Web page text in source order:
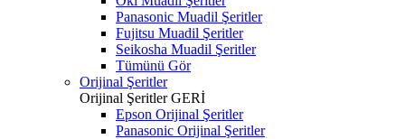
Panasonic Muadil Şeritler
Fujitsu Muadil Şeritler
Seikosha Muadil Şeritler
Tümünü Gör
Orijinal Şeritler
Orijinal ŞeritlerGERİ
Epson Orijinal Şeritler
Panasonic Orijinal Şeritler